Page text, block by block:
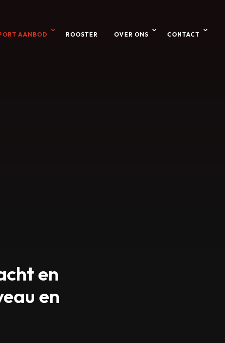
AANBOD ROOSTER OVER ONS CONTACT
en
en